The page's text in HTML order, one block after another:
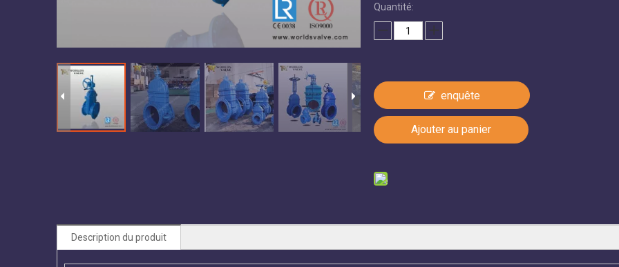
Quantité:
enquête
Ajouter au panier
Description du produit